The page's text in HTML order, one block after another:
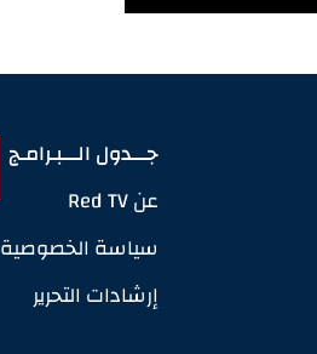
جـــدول الـــبـرامـج
عن Red TV
سياسة الخصوصية
إرشادات التحرير